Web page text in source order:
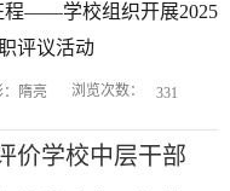
程——学校组织开展2025
评议活动
：隋亮 浏览次数： 331
价学校中层干部